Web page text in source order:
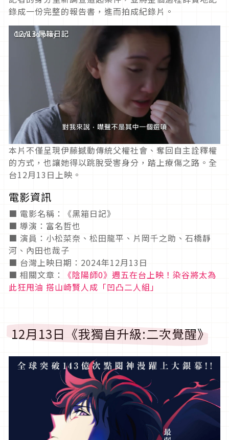
錄成一份完整的報告書，進而拍成紀錄片。
Click to play
本片不僅呈現伊藤撼動傳統父權社會、奪回自主詮釋權
的方式，也讓她得以跳脫受害身分，踏上療傷之路。全
台12月13日上映。
電影資訊
■ 電影名稱：《黑箱日記》
■ 導演：富名哲也
■ 演員：小松菜奈、松田龍平、片岡千之助、石橋靜
河、內田也哉子
■ 台灣上映日期：2024年12月13日
■ 相關文章：
《陰陽師0》週五在台上映！染谷將太為
此狂甩油 搭山崎賢人成「凹凸二人組」
12月13日《我獨自升級:二次覺醒》